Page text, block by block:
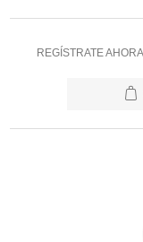
REGÍSTRATE AHORA